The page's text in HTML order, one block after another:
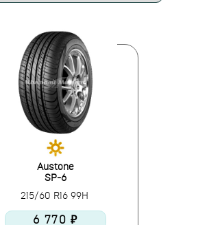
Austone
SP-6
215/60 R16 99H
6 770 ₽